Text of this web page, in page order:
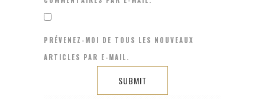
PRÉVENEZ-MOI DE TOUS LES NOUVEAUX
ARTICLES PAR E-MAIL.